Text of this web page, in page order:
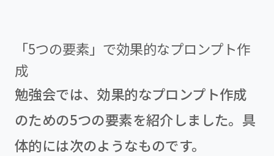
「5つの要素」で効果的なプロンプト作
成
勉強会では、効果的なプロンプト作成
のための5つの要素を紹介しました。具
体的には次のようなものです。